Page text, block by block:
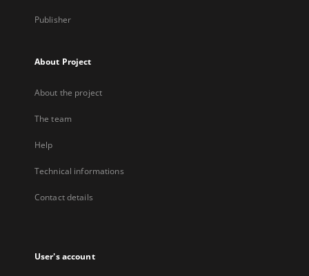
Publisher
About Project
About the project
The team
Help
Technical informations
Contact details
User's account